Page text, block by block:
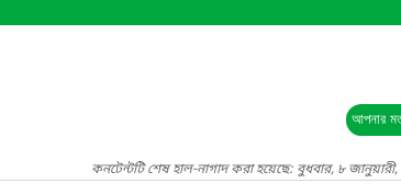
আপনার
কনটেন্টটি শেষ হাল-নাগাদ করা হয়েছে: বুধবার, ৮